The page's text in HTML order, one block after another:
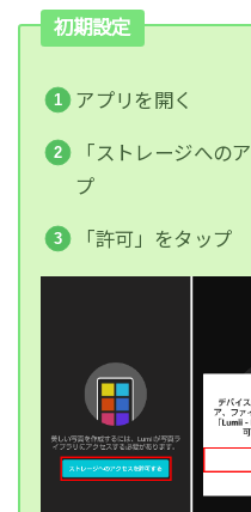
初期設定
アプリを開く
「ストレージへの
プ
「許可」をタップ